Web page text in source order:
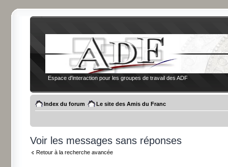
Espace d'interaction pour les groupes de travail des ADF
Index du forum Le site des Amis du Franc
Voir les messages sans réponses
Retour à la recherche avancée